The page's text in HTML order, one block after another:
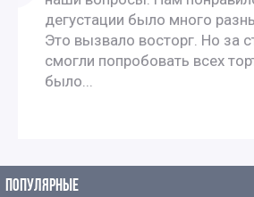
Интересные экскурсии для
Экскурсии для школьников
дегустации было много
Это вызвало восторг. Но за
смогли попробовать всех
было...
ПОПУЛЯРНЫЕ